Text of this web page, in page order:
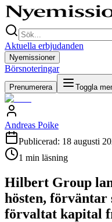
Aktuella erbjudanden
Nyemissioner
Börsnoteringar
Prenumerera Toggla
Andreas Poike
Publicerad: 18 augusti
1 min läsning
Hilbert Group
hösten,
förvaltat kapital